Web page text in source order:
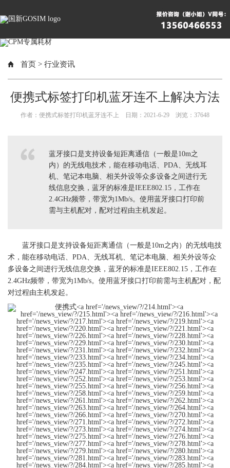
首页 > 行业资讯
便携式标签打印机蓝牙连不上解决方法
作者：便携式标签打印机蓝牙连不上 日期：2021-6-29 浏览： 37648
蓝牙接口是支持设备短距离通信（一般是10m之
内）的无线电技术，能在移动电话、PDA、无线耳
机、笔记本电脑、相关外设等众多设备之间进行无
线信息交换，蓝牙的标准是IEEE802.15，工作在
2.4GHz频带，带宽为1Mb/s。使用蓝牙接口打印前
需与主机配对，配对过程由主机发起。
蓝牙接口是支持设备短距离通信（一般是10m之内）的无线电技
术，能在移动电话、PDA、无线耳机、笔记本电脑、相关外设等众
多设备之间进行无线信息交换，蓝牙的标准是IEEE802.15，工作在
2.4GHz频带，带宽为1Mb/s。使用蓝牙接口打印前需与主机配对，配
对过程由主机发起。